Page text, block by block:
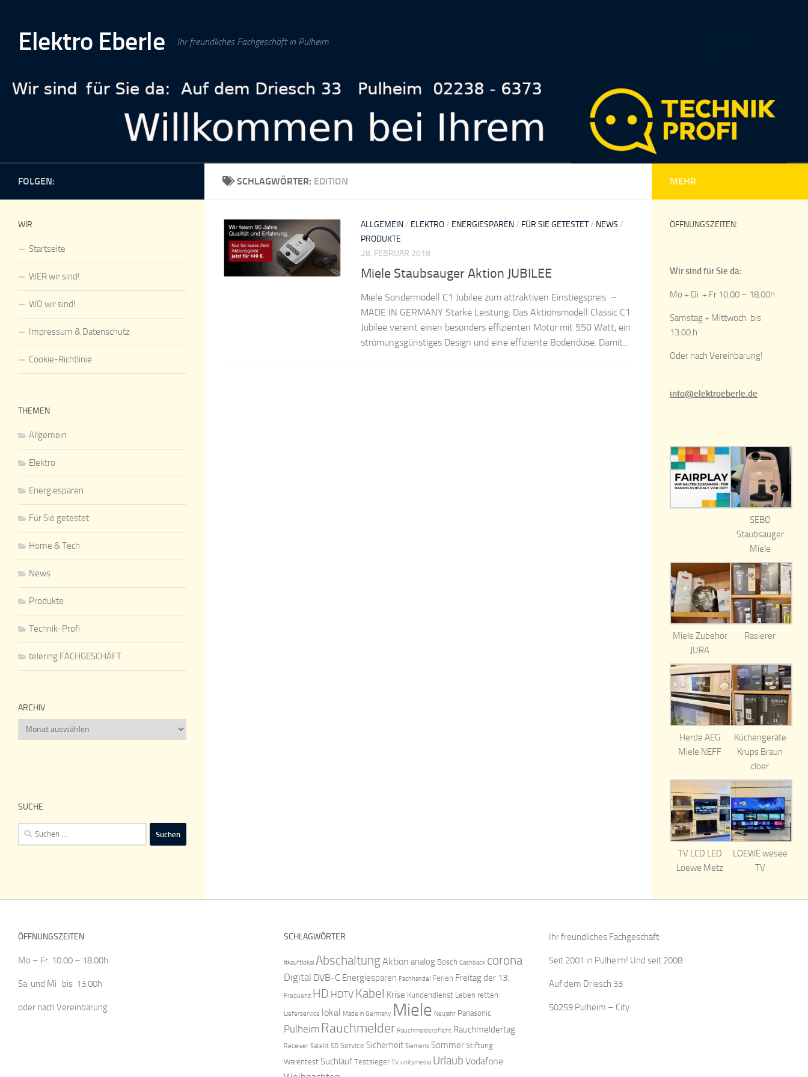
Elektro Eberle Ihr freundliches Fachgeschäft in Pulheim
SCHLAGWÖRTER: EDITION
ALLGEMEIN/ ELEKTRO/ ENERGIESPAREN/ FÜR SIE GETESTET/ NEWS /
PRODUKTE
28. FEBRUAR 2018
Miele Staubsauger Aktion JUBILEE
Miele Sondermodell C1 Jubilee zum attraktiven Einstiegspreis –
MADE IN GERMANY Starke Leistung: Das Aktionsmodell Classic C1
Jubilee vereint einen besonders effizienten Motor mit 550 Watt, ein
strömungsgünstiges Design und eine effiziente Bodendüse. Damit...
FOLGEN:
WIR
Startseite
WER wir sind!
WO wir sind!
Impressum & Datenschutz
Cookie-Richtlinie
THEMEN
Allgemein
Elektro
Energiesparen
Für Sie getestet
Home & Tech
News
Produkte
Technik-Profi
telering FACHGESCHÄFT
ARCHIV
Archiv
SUCHE
Suchen
nach:
MEHR
ÖFFNUNGSZEITEN:
Wir sind für Sie da:
Mo + Di + Fr 10.00 – 18.00h
Samstag + Mittwoch bis
13.00.h
Oder nach Vereinbarung!
info@elektroeberle.de
SEBO
Staubsauger
Miele
Miele Zubehör
JURA
Rasierer
Herde AEG
Miele NEFF
Küchengeräte
Krups Braun
cloer
TV LCD LED
Loewe Metz
LOEWE wesee
TV
ÖFFNUNGSZEITEN
Mo – Fr 10.00 – 18.00h
Sa und Mi bis 13.00h
oder nach Vereinbarung
SCHLAGWÖRTER
#kauftlokal Abschaltung Aktion analog Bosch Cashback corona
Digital DVB-C Energiesparen Fachhandel Ferien Freitag der 13.
Frequenz HD HDTV Kabel Krise Kundendienst Leben retten
Lieferservice lokal Made in Germany Miele Neujahr Panasonic
Pulheim Rauchmelder Rauchmelderpflicht Rauchmeldertag
Receiver Satellit SD Service Sicherheit Siemens Sommer Stiftung
Warentest Suchlauf Testsieger TV unitymedia Urlaub Vodafone
Ihr freundliches Fachgeschäft:
Seit 2001 in Pulheim! Und seit 2008:
Auf dem Driesch 33
50259 Pulheim – City